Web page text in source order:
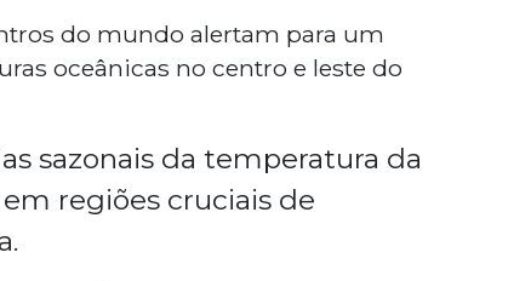
do mundo alertam para um
oceânicas no centro e leste do
sazonais da temperatura da
regiões cruciais de